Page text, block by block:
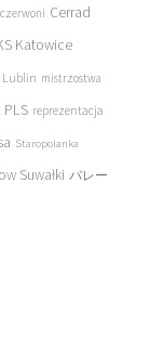
czerwoni Cerrad
Katowice
Lublin mistrzostwa
reprezentacja
Staropolanka
Suwałki バレー